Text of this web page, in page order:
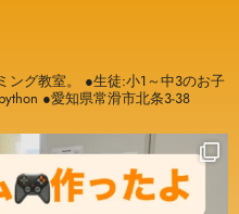
グ教室。
●生徒:小1～中3のお子
●愛知県常滑市北条3-38